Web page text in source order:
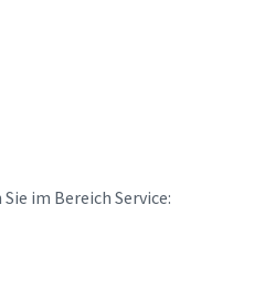
im Bereich Service: